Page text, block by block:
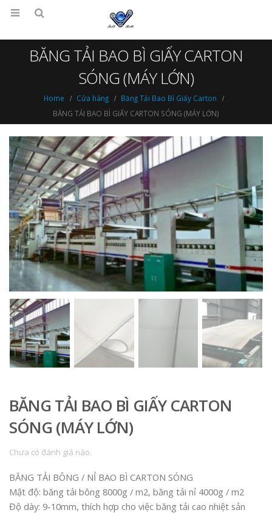
BĂNG TẢI BAO BÌ GIẤY CARTON
SÓNG (MÁY LỚN)
Home Cửa hàng
Băng Tải Bao Bì Giấy Carton
BĂNG TẢI BAO BÌ GIẤY CARTON SÓNG (MÁY LỚN)
BĂNG TẢI BAO BÌ GIẤY CARTON
SÓNG (MÁY LỚN)
Chưa có đánh giá nào.
BĂNG TẢI BÔNG / NỈ BAO BÌ CARTON SÓNG
Mật độ: băng tải bông 8000g / m2, băng tải nỉ 4000g / m2
Độ dày: 9-10mm, thích hợp cho việc băng tải cao nhiệt sản